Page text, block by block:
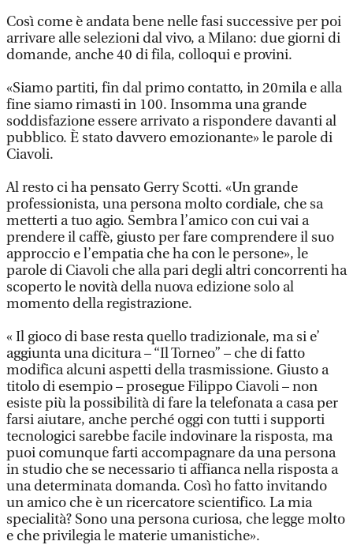
Così come è andata bene nelle fasi successive per poi
arrivare alle selezioni dal vivo, a Milano: due giorni di
domande, anche 40 di fila, colloqui e provini.
«Siamo partiti, fin dal primo contatto, in 20mila e alla
fine siamo rimasti in 100. Insomma una grande
soddisfazione essere arrivato a rispondere davanti al
pubblico. È stato davvero emozionante» le parole di
Ciavoli.
Al resto ci ha pensato Gerry Scotti. «Un grande
professionista, una persona molto cordiale, che sa
metterti a tuo agio. Sembra l’amico con cui vai a
prendere il caffè, giusto per fare comprendere il suo
approccio e l’empatia che ha con le persone», le
parole di Ciavoli che alla pari degli altri concorrenti ha
scoperto le novità della nuova edizione solo al
momento della registrazione.
« Il gioco di base resta quello tradizionale, ma si e’
aggiunta una dicitura – “Il Torneo” – che di fatto
modifica alcuni aspetti della trasmissione. Giusto a
titolo di esempio – prosegue Filippo Ciavoli – non
esiste più la possibilità di fare la telefonata a casa per
farsi aiutare, anche perché oggi con tutti i supporti
tecnologici sarebbe facile indovinare la risposta, ma
puoi comunque farti accompagnare da una persona
in studio che se necessario ti affianca nella risposta a
una determinata domanda. Così ho fatto invitando
un amico che è un ricercatore scientifico. La mia
specialità? Sono una persona curiosa, che legge molto
e che privilegia le materie umanistiche».